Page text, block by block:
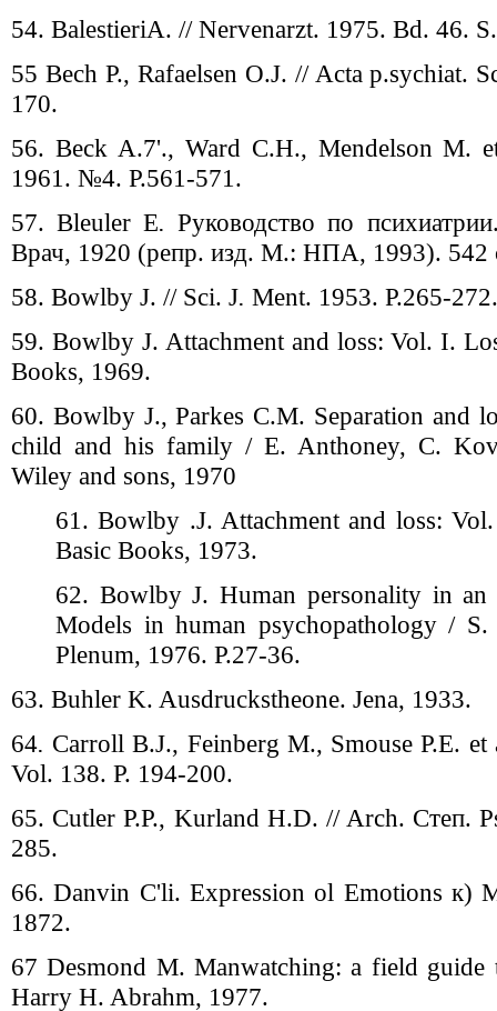
54. BalestieriA. // Nervenarzt. 1975. Bd. 46.
55 Bech P., Rafaelsen O.J. // Acta p.sychiat.
170.
56. Beck A.7'., Ward C.H., Mendelson М.
1961. №4. P.561-571.
57. Bleuler E. Руководство по
Врач, 1920 (репр. изд. М.: НПА, 1993). 542
58. Bowlby J. // Sci. J. Ment. 1953. P.265-272.
59. Bowlby J. Attachment and loss: Vol. I.
Books, 1969.
60. Bowlby J., Parkes C.M. Separation and
child and his family / E. Anthoney, C.
Wiley and sons, 1970
61. Bowlby .J. Attachment and loss:
Basic Books, 1973.
62. Bowlby J. Human personality in
Models in human psychopathology /
Plenum, 1976. P.27-36.
63. Buhler K. Ausdruckstheone. Jena, 1933.
64. Carroll B.J., Feinberg М., Smouse P.E.
Vol. 138. P. 194-200.
65. Cutler P.P., Kurland H.D. // Arch. Степ.
285.
66. Danvin C'li. Expression ol Emotions к)
1872.
67 Desmond M. Manwatching: a field
Harry H. Abrahm, 1977.